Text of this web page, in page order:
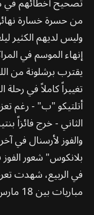
من حسرة خسارة
وليس لديهم الكثير
إنهاء الموسم في
تغييراً كاملاً في
أتلتيكو "ب" - رغم
والفوز لأرسنال في
بلانكوس" شعور
في الربيع، شهدت
مباريات بين 18 مارس و22 أبريل.